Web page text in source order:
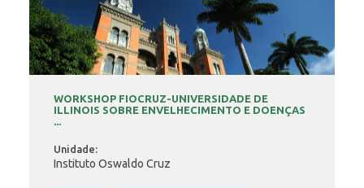
WORKSHOP FIOCRUZ-UNIVERSIDADE DE
ILLINOIS SOBRE ENVELHECIMENTO E DOENÇAS
...
Unidade:
Instituto Oswaldo Cruz